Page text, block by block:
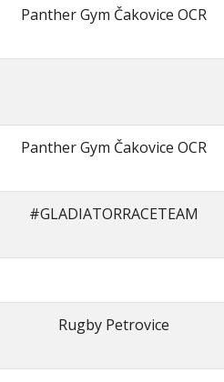
Panther Gym Čakovice OCR
Panther Gym Čakovice OCR
#GLADIATORRACETEAM
Rugby Petrovice